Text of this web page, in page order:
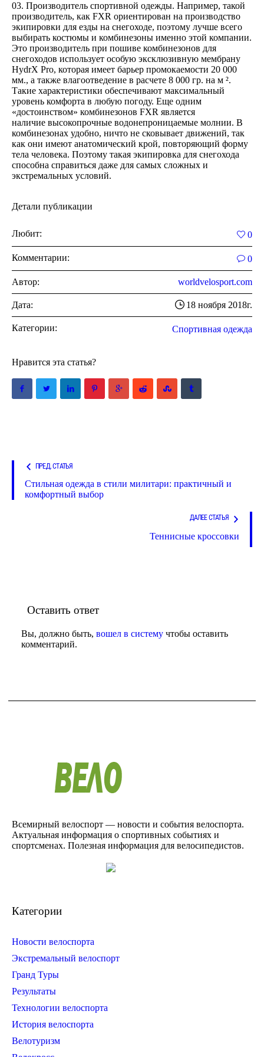
Производитель спортивной одежды. Например, такой
производитель, как FXR ориентирован на производство
экипировки для езды на снегоходе, поэтому лучше всего
выбирать костюмы и комбинезоны именно этой компании.
Это производитель при пошиве комбинезонов для
снегоходов использует особую эксклюзивную мембрану
HydrX Pro, которая имеет барьер промокаемости 20 000
мм., а также влагоотведение в расчете 8 000 гр. на м ².
Такие характеристики обеспечивают максимальный
уровень комфорта в любую погоду. Еще одним
«достоинством» комбинезонов FXR является
наличие высокопрочные водонепроницаемые молнии. В
комбинезонах удобно, ничто не сковывает движений, так
как они имеют анатомический крой, повторяющий форму
тела человека. Поэтому такая экипировка для снегохода
способна справиться даже для самых сложных и
экстремальных условий.
Детали публикации
Любит: 0
Комментарии: 0
Автор: worldvelosport.com
Дата: 18 ноября 2018г.
Категории: Спортивная одежда
Нравится эта статья?
ПРЕД. СТАТЬЯ
Стильная одежда в стили милитари: практичный и
комфортный выбор
ДАЛЕЕ СТАТЬЯ
Теннисные кроссовки
Оставить ответ
Вы, должно быть,вошел в систему чтобы оставить
комментарий.
Всемирный велоспорт — новости и события велоспорта.
Актуальная информация о спортивных событиях и
спортсменах. Полезная информация для велосипедистов.
Категории
Новости велоспорта
Экстремальный велоспорт
Гранд Туры
Результаты
Технологии велоспорта
История велоспорта
Велотуризм